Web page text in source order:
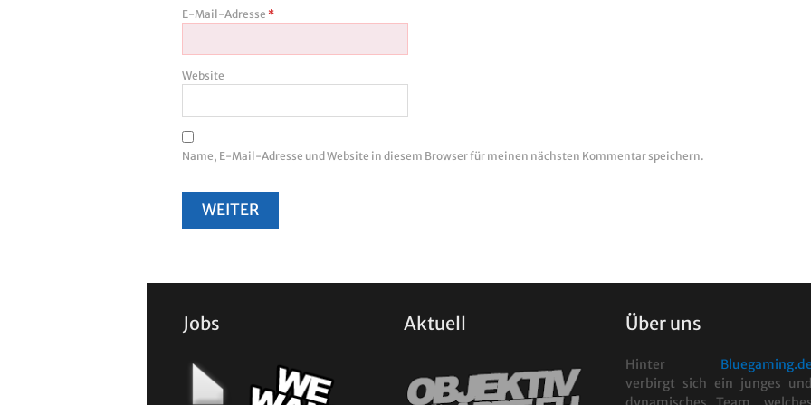
E-Mail-Adresse *
Website
Name, E-Mail-Adresse und Website in diesem Browser für meinen nächsten Kommentar speichern.
Jobs Aktuell Über uns
Hinter Bluegaming.de
verbirgt sich ein junges und